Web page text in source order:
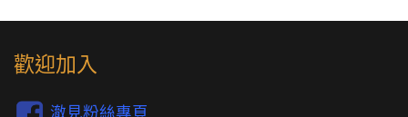
歡迎加入
澈見粉絲專頁